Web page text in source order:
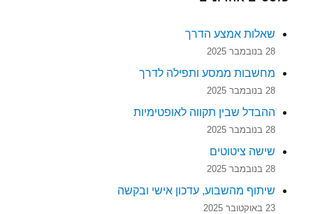
שאלות אמצע הדרך
28 בנובמבר 2025
מחשבות ממסע ותפילה לדרך
28 בנובמבר 2025
ההבדל שבין תקווה לאופטימיות
28 בנובמבר 2025
שישה ציטוטים
28 בנובמבר 2025
שיתוף מהשבוע, עדכון אישי ובקשה
23 באוקטובר 2025